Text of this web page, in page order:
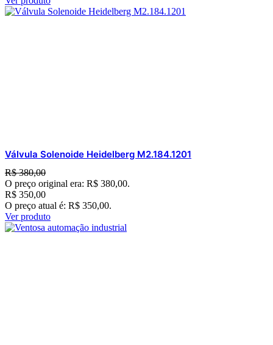
Válvula Solenoide Heidelberg M2.184.1201
R$380,00
O preço original era: R$ 380,00.
R$ 350,00
O preço atual é: R$ 350,00.
Ver produto